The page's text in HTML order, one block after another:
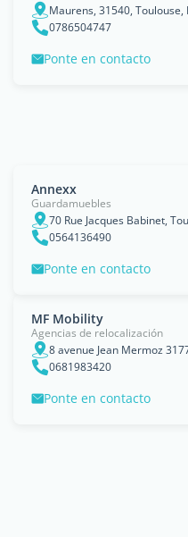
Maurens, 31540,
0786504747
Ponte en contacto
Annexx
Guardamuebles
70 Rue Jacques Babinet,
0564136490
Ponte en contacto
MF Mobility
Agencias de relocalización
8 avenue Jean Mermoz
0681983420
Ponte en contacto